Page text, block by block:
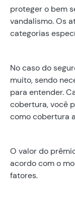
proteger o bem
vandalismo. Os
categorias
No caso do
muito, sendo
para entender.
cobertura, você
como cobertura
O valor do
acordo com o
fatores.